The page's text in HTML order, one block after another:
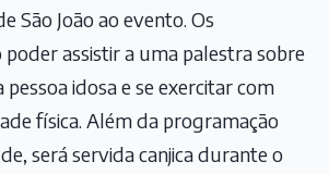
São João ao evento. Os
assistir a uma palestra sobre
idosa e se exercitar com
física. Além da programação
será servida canjica durante o